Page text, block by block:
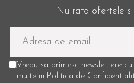
Nu rata ofertele
Vreau sa primesc newslettere
multe in Politica de